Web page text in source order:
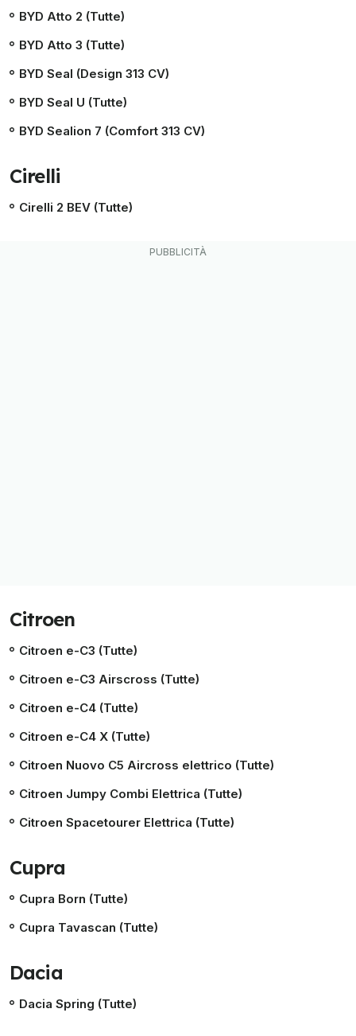
BYD Atto 2 (Tutte)
BYD Atto 3 (Tutte)
BYD Seal (Design 313 CV)
BYD Seal U (Tutte)
BYD Sealion 7 (Comfort 313 CV)
Cirelli
Cirelli 2 BEV (Tutte)
Citroen
Citroen e-C3 (Tutte)
Citroen e-C3 Airscross (Tutte)
Citroen e-C4 (Tutte)
Citroen e-C4 X (Tutte)
Citroen Nuovo C5 Aircross elettrico (Tutte)
Citroen Jumpy Combi Elettrica (Tutte)
Citroen Spacetourer Elettrica (Tutte)
Cupra
Cupra Born (Tutte)
Cupra Tavascan (Tutte)
Dacia
Dacia Spring (Tutte)